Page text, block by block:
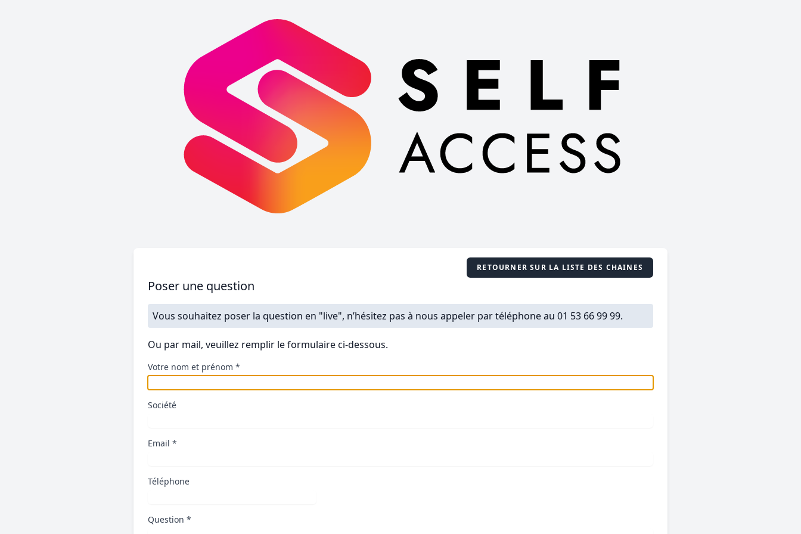
RETOURNER SUR LA LISTE DES CHAINES
Poser une question
Vous souhaitez poser la question en "live", n’hésitez pas à nous appeler par téléphone au 01 53 66 99 99.
Ou par mail, veuillez remplir le formulaire ci-dessous.
Votre nom et prénom *
Société
Email *
Téléphone
Question *